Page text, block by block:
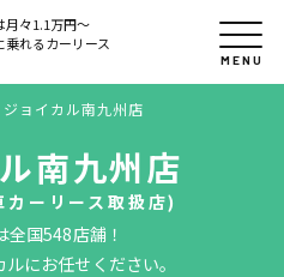
月々1.1万円〜
れるカーリース
MENU
ジョイカル南九州店
南九州店
ーリース取扱店)
全国548店舗！
にお任せください。